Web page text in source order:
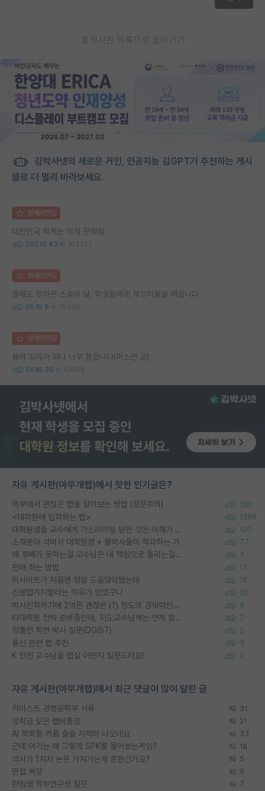
게시판 목록으로 돌아가기
김박사넷의 새로운 거인, 인공지능 김GPT가 추천하는 게시
물로 더 멀리 바라보세요.
명예의전당
대한민국 학계는 이게 문제임
280 43 107137
명예의전당
올해도 찾아온 스승의 날, 학생들에게 부끄러움을 배웁니다
89 8 16509
명예의전당
용의 꼬리가 되니 너무 힘듭니다(하소연 글)
86 39 41066
자유 게시판(아무개랩)에서 핫한 인기글은?
외부에서 괜찮은 랩을 알아보는 방법 (장문주의) 280
<대학원에 입학하는 법> 1388
대학원생들 교수에게 가스라이팅 당한 것은 이해가 갑니다. 안타깝네요. 120
소재분야 석박사 대학원생 + 물박사들이 착각하는 거 77
왜 후배가 못하는걸 교수님은 내 책임으로 돌리는걸까요? 7
편애 하는 방법 17
이사이트가 처음엔 정말 도움많이됐는데 16
신생랩가지말라는 이유가 있었구나 20
박사진학하기에 2억은 괜찮은 (?) 정도의 경제력인가요 8
타대학원 컨텍 준비중인데, 지도교수님께는 언제 말씀드려야 할까요? 2
정출연 학연 박사 질문(DGIST) 2
통신 관련 랩 추천 3
K 전전 교수님들 랩실 어떤지 질문드려요! 2
자유 게시판(아무개랩)에서 최근 댓글이 많이 달린 글
카이스트 경영공학부 서류 31
장학금 모은 랩비통장 21
AI 학회들 거품 슬슬 지적이 나오네요 33
근데 여기는 왜 그렇게 SPK를 물어보는거임? 18
석사가 1저자 논문 가져가는게 흔한건가요? 5
면접 복장 9
편입생 학부연구생 질문 7